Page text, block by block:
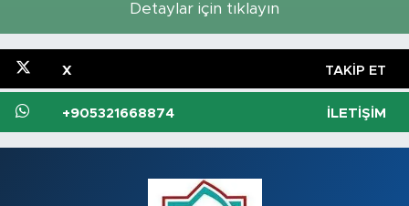
Detaylar için tıklayın
X TAKIP ET
+905321668874 İLETIŞIM